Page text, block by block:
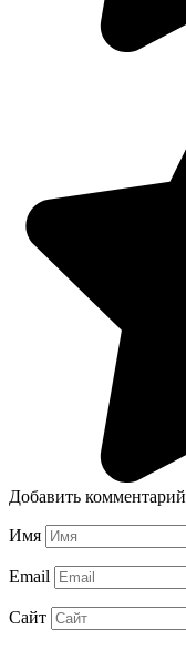
Добавить комментарий
Имя
Email
Сайт